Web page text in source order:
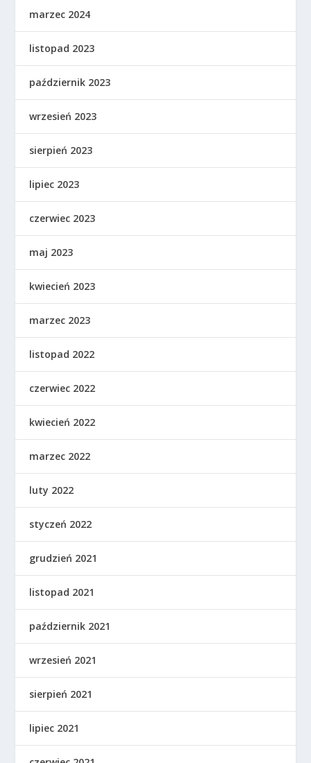
marzec 2024
listopad 2023
październik 2023
wrzesień 2023
sierpień 2023
lipiec 2023
czerwiec 2023
maj 2023
kwiecień 2023
marzec 2023
listopad 2022
czerwiec 2022
kwiecień 2022
marzec 2022
luty 2022
styczeń 2022
grudzień 2021
listopad 2021
październik 2021
wrzesień 2021
sierpień 2021
lipiec 2021